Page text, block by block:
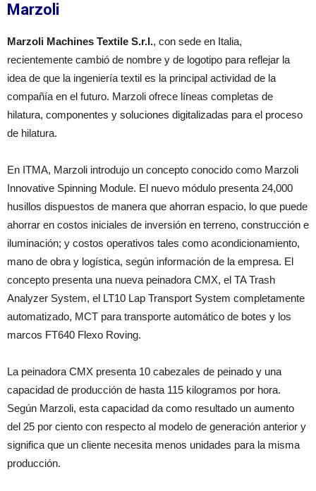
Marzoli
Marzoli Machines Textile S.r.l., con sede en Italia,
recientemente cambió de nombre y de logotipo para reflejar la
idea de que la ingeniería textil es la principal actividad de la
compañía en el futuro. Marzoli ofrece líneas completas de
hilatura, componentes y soluciones digitalizadas para el proceso
de hilatura.
En ITMA, Marzoli introdujo un concepto conocido como Marzoli
Innovative Spinning Module. El nuevo módulo presenta 24,000
husillos dispuestos de manera que ahorran espacio, lo que puede
ahorrar en costos iniciales de inversión en terreno, construcción e
iluminación; y costos operativos tales como acondicionamiento,
mano de obra y logística, según información de la empresa. El
concepto presenta una nueva peinadora CMX, el TA Trash
Analyzer System, el LT10 Lap Transport System completamente
automatizado, MCT para transporte automático de botes y los
marcos FT640 Flexo Roving.
La peinadora CMX presenta 10 cabezales de peinado y una
capacidad de producción de hasta 115 kilogramos por hora.
Según Marzoli, esta capacidad da como resultado un aumento
del 25 por ciento con respecto al modelo de generación anterior y
significa que un cliente necesita menos unidades para la misma
producción.